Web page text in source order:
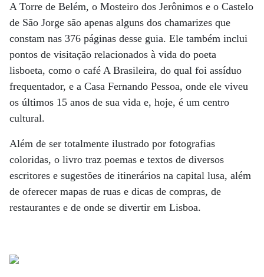
A Torre de Belém, o Mosteiro dos Jerônimos e o Castelo
de São Jorge são apenas alguns dos chamarizes que
constam nas 376 páginas desse guia. Ele também inclui
pontos de visitação relacionados à vida do poeta
lisboeta, como o café A Brasileira, do qual foi assíduo
frequentador, e a Casa Fernando Pessoa, onde ele viveu
os últimos 15 anos de sua vida e, hoje, é um centro
cultural.
Além de ser totalmente ilustrado por fotografias
coloridas, o livro traz poemas e textos de diversos
escritores e sugestões de itinerários na capital lusa, além
de oferecer mapas de ruas e dicas de compras, de
restaurantes e de onde se divertir em Lisboa.